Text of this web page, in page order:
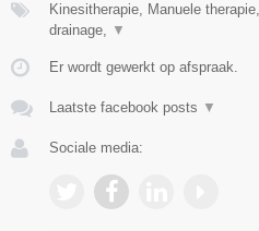
Kinesitherapie, Manuele
drainage, ▼
Er wordt gewerkt op afspraak.
Laatste facebook posts ▼
Sociale media: